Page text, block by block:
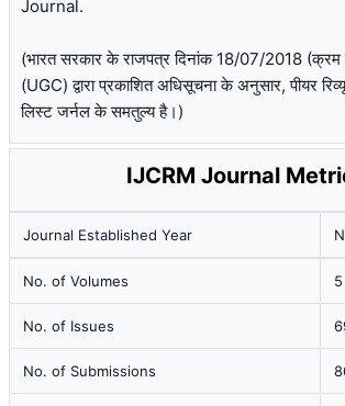
Journal.
(भारत सरकार के राजपत्र दिनांक 18/07/2018 (क्रम
(UGC) द्वारा प्रकाशित अधिसूचना के अनुसार, पीयर
लिस्ट जर्नल के समतुल्य है।)
IJCRM Journal
Journal Established Year
No. of Volumes 5
No. of Issues
No. of Submissions